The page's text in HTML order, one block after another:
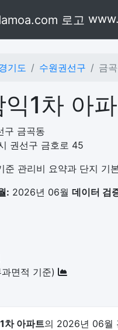
기도 수원권선구 금
익1차 아
구 금곡동
권선구 금호로 45
관리비 요약과 단지 기
: 2026년 06월 데이터 검
면적 기준)
차 아파트의 2026년 06월